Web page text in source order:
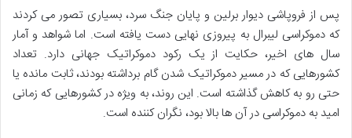
پس از فروپاشی دیوار برلین و پایان جنگ سرد، بسیاری تصور می کردند
که دموکراسی لیبرال به پیروزی نهایی دست یافته است. اما شواهد و آمار
سال های اخیر، حکایت از یک رکود دموکراتیک جهانی دارد. تعداد
کشورهایی که در مسیر دموکراتیک شدن گام برداشته بودند، ثابت مانده یا
حتی رو به کاهش گذاشته است. این روند، به ویژه در کشورهایی که زمانی
امید به دموکراسی در آن ها بالا بود، نگران کننده است.